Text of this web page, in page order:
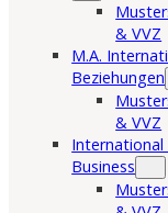
& VVZ
M.A.
Beziehungen
& VVZ
International
Business